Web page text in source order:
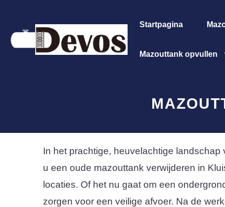
Startpagina
Mazouttank opvullen
In het prachtige, heuvelachtige
u een oude mazouttank verwijderen in
locaties. Of het nu gaat om een
zorgen voor een veilige afvoer. Na de